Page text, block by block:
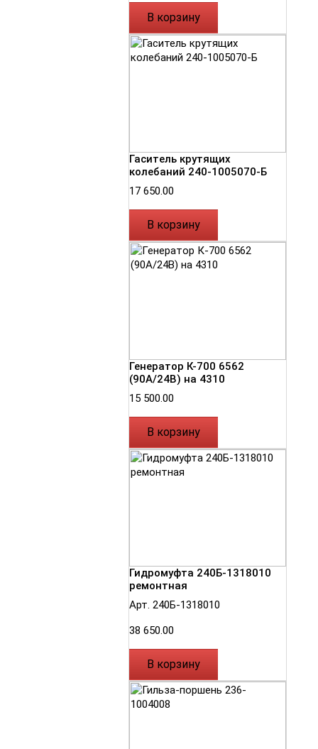
В корзину
Гаситель крутящих
колебаний 240-1005070-Б
17 650.00
В корзину
Генератор К-700 6562
(90А/24В) на 4310
15 500.00
В корзину
Гидромуфта 240Б-1318010
ремонтная
Арт. 240Б-1318010
38 650.00
В корзину